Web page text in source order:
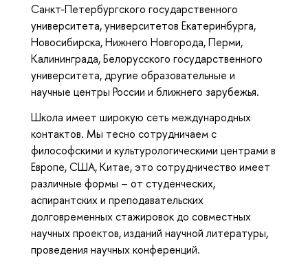
Санкт-Петербургского государственного
университета, университетов Екатеринбурга,
Новосибирска, Нижнего Новгорода, Перми,
Калининграда, Белорусского государственного
университета, другие образовательные и
научные центры России и ближнего зарубежья.
Школа имеет широкую сеть международных
контактов. Мы тесно сотрудничаем с
философскими и культурологическими центрами в
Европе, США, Китае, это сотрудничество имеет
различные формы – от студенческих,
аспирантских и преподавательских
долговременных стажировок до совместных
научных проектов, изданий научной литературы,
проведения научных конференций.